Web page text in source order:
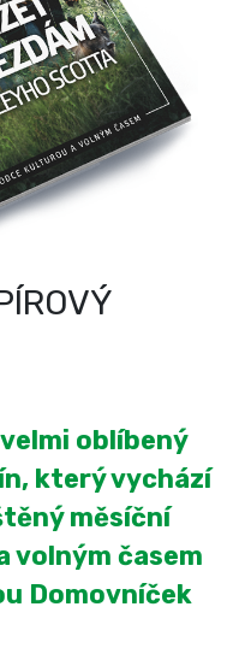
oblíbený
který vychází
měsíční
volným časem
Domovníček